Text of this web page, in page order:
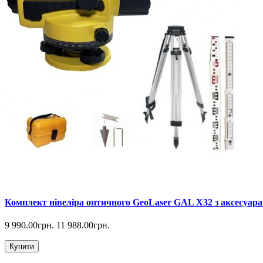
Комплект нівеліра оптичного GeoLaser GAL Х32 з
9 990.00грн. 11 988.00грн.
Купити